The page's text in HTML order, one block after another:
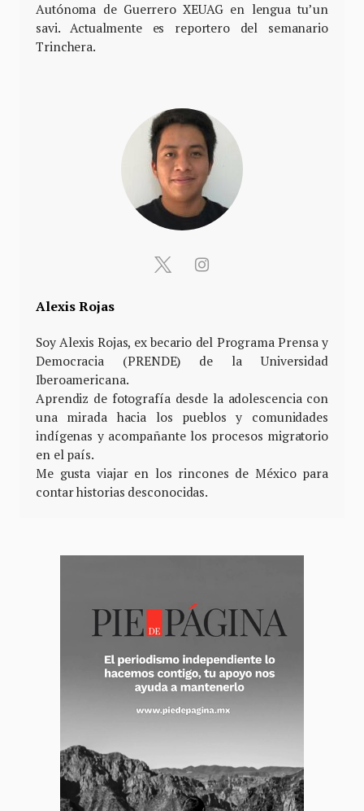
Autónoma de Guerrero XEUAG en lengua tu’un
savi. Actualmente es reportero del semanario
Trinchera.
Alexis Rojas
Soy Alexis Rojas, ex becario del Programa Prensa y
Democracia (PRENDE) de la Universidad
Iberoamericana.
Aprendiz de fotografía desde la adolescencia con
una mirada hacia los pueblos y comunidades
indígenas y acompañante los procesos migratorio
en el país.
Me gusta viajar en los rincones de México para
contar historias desconocidas.